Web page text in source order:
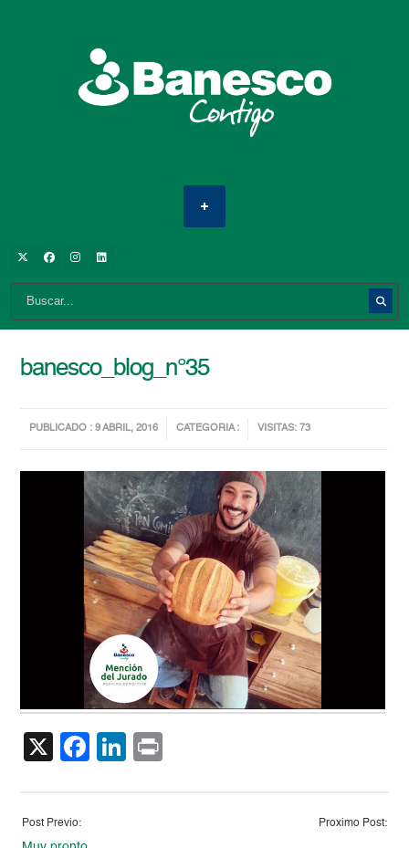
banesco_blog_n°35
PUBLICADO : 9 ABRIL, 2016 CATEGORIA : VISITAS: 73
X Facebook
LinkedIn
Post Previo: Proximo Post: